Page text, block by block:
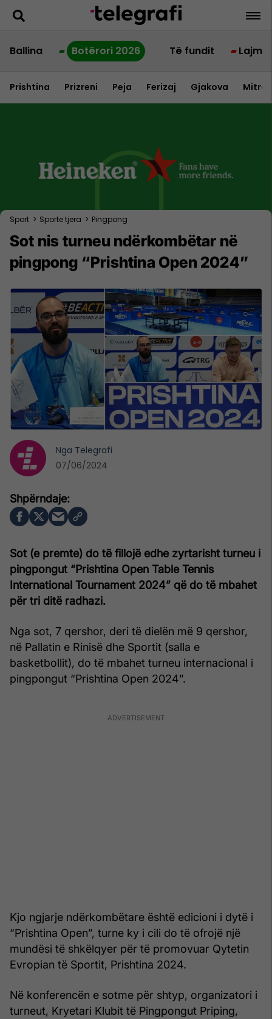
Ballina Botërori 2026 Të fundit Lajme
Prishtina Prizreni Peja Ferizaj Gjakova
Sport > Sporte tjera > Pingpong
Sot nis turneu ndërkombëtar në
pingpong “Prishtina Open 2024”
Sot (e premte) do të fillojë edhe zyrtarisht turneu i
pingpongut “Prishtina Open Table Tennis
International Tournament 2024” që do të mbahet
për tri ditë radhazi.
Nga sot, 7 qershor, deri të dielën më 9 qershor,
në Pallatin e Rinisë dhe Sportit (salla e
basketbollit), do të mbahet turneu internacional i
pingpongut “Prishtina Open 2024”.
Kjo ngjarje ndërkombëtare është edicioni i dytë i
“Prishtina Open”, turne ky i cili do të ofrojë një
mundësi të shkëlqyer për të promovuar Qytetin
Evropian të Sportit, Prishtina 2024.
Në konferencën e sotme për shtyp, organizatori i
turneut, Kryetari Klubit të Pingpongut Priping,
Nga Telegrafi
07/06/2024